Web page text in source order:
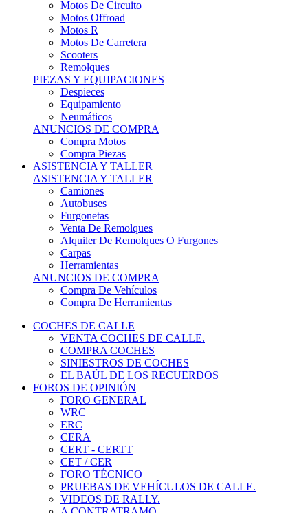
Motos R
Motos De Carretera
Scooters
Remolques
PIEZAS Y EQUIPACIONES
Despieces
Equipamiento
Neumáticos
ANUNCIOS DE COMPRA
Compra Motos
Compra Piezas
ASISTENCIA Y TALLER
ASISTENCIA Y TALLER
Camiones
Autobuses
Furgonetas
Venta De Remolques
Alquiler De Remolques O Furgones
Carpas
Herramientas
ANUNCIOS DE COMPRA
Compra De Vehículos
Compra De Herramientas
COCHES DE CALLE
VENTA COCHES DE CALLE.
COMPRA COCHES
SINIESTROS DE COCHES
EL BAÚL DE LOS RECUERDOS
FOROS DE OPINIÓN
FORO GENERAL
WRC
ERC
CERA
CERT - CERTT
CET / CER
FORO TÉCNICO
PRUEBAS DE VEHÍCULOS DE CALLE.
VIDEOS DE RALLY.
A CONTRATRAMO
TIENDA ONLINE